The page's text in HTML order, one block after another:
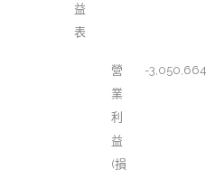
益
表
營
業
利
益
(損
-3,050,664